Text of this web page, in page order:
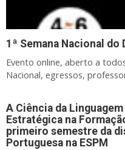
1ª Semana Nacional do
Evento online, aberto a
Nacional, egressos,
A Ciência da
Estratégica na
primeiro semestre da
Portuguesa na ESPM